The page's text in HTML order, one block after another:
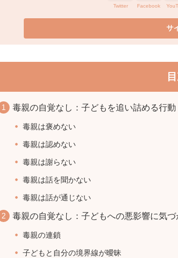
Twitter Facebook
毒親の自覚なし：子どもを追い詰める行動
毒親は褒めない
毒親は認めない
毒親は謝らない
毒親は話を聞かない
毒親は話が通じない
毒親の自覚なし：子どもへの悪影響に気
毒親の連鎖
子どもと自分の境界線が曖昧